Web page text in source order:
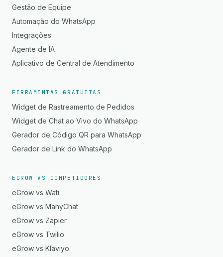
Gestão de Equipe
Automação do WhatsApp
Integrações
Agente de IA
Aplicativo de Central de Atendimento
FERRAMENTAS GRATUITAS
Widget de Rastreamento de Pedidos
Widget de Chat ao Vivo do WhatsApp
Gerador de Código QR para WhatsApp
Gerador de Link do WhatsApp
EGROW VS COMPETIDORES
eGrow vs Wati
eGrow vs ManyChat
eGrow vs Zapier
eGrow vs Twilio
eGrow vs Klaviyo